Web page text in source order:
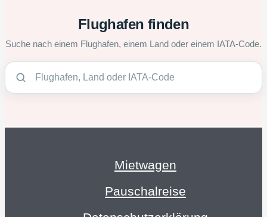
Flughafen finden
Suche nach einem Flughafen, einem Land oder einem IATA-Code.
Mietwagen
Pauschalreise